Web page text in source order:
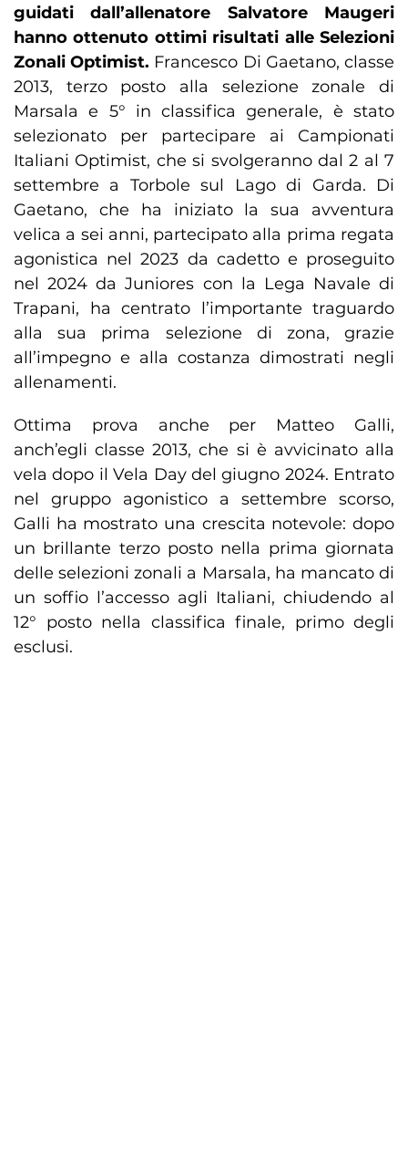
guidati dall’allenatore Salvatore Maugeri
hanno ottenuto ottimi risultati alle Selezioni
Zonali Optimist. Francesco Di Gaetano, classe
2013, terzo posto alla selezione zonale di
Marsala e 5° in classifica generale, è stato
selezionato per partecipare ai Campionati
Italiani Optimist, che si svolgeranno dal 2 al 7
settembre a Torbole sul Lago di Garda. Di
Gaetano, che ha iniziato la sua avventura
velica a sei anni, partecipato alla prima regata
agonistica nel 2023 da cadetto e proseguito
nel 2024 da Juniores con la Lega Navale di
Trapani, ha centrato l’importante traguardo
alla sua prima selezione di zona, grazie
all’impegno e alla costanza dimostrati negli
allenamenti.
Ottima prova anche per Matteo Galli,
anch’egli classe 2013, che si è avvicinato alla
vela dopo il Vela Day del giugno 2024. Entrato
nel gruppo agonistico a settembre scorso,
Galli ha mostrato una crescita notevole: dopo
un brillante terzo posto nella prima giornata
delle selezioni zonali a Marsala, ha mancato di
un soffio l’accesso agli Italiani, chiudendo al
12° posto nella classifica finale, primo degli
esclusi.